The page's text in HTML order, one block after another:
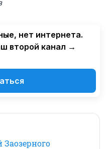
нет интернета.
второй канал →
Заозерного